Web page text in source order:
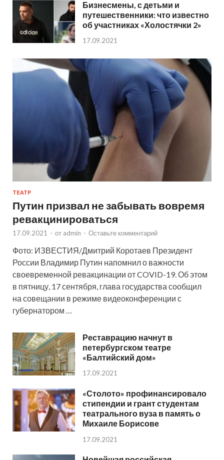
Бизнесмены, с детьми и
путешественники: что известно
об участниках «Холостячки 2»
17.09.2021
ТЕАТР
Путин призвал не забывать вовремя
ревакцинироваться
17.09.2021 - от admin - Оставьте комментарий
Фото: ИЗВЕСТИЯ/Дмитрий Коротаев Президент
России Владимир Путин напомнил о важности
своевременной ревакцинации от COVID-19. Об этом
в пятницу, 17 сентября, глава государства сообщил
на совещании в режиме видеоконференции с
губернатором …
Реставрацию начнут в
петербургском театре
«Балтийский дом»
17.09.2021
«Столото» профинансировало
стипендии и грант студентам
театрального вуза в память о
Михаиле Борисове
17.09.2021